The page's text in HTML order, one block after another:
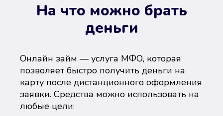
На что можно брать
деньги
Онлайн займ — услуга МФО, которая
позволяет быстро получить деньги на
карту после дистанционного оформления
заявки. Средства можно использовать на
любые цели: